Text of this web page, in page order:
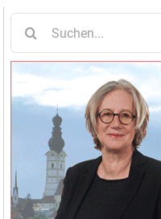
nach: